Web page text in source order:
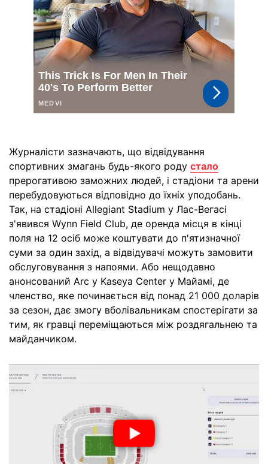
Журналісти зазначають, що відвідування
спортивних змагань будь-якого роду стало
прерогативою заможних людей, і стадіони та арени
перебудовуються відповідно до їхніх уподобань.
Так, на стадіоні Allegiant Stadium у Лас-Вегасі
з'явився Wynn Field Club, де оренда місця в кінці
поля на 12 осіб може коштувати до п'ятизначної
суми за один захід, а відвідувачі можуть замовити
обслуговування з напоями. Або нещодавно
анонсований Arc у Kaseya Center у Майамі, де
членство, яке починається від понад 21 000 доларів
за сезон, дає змогу вболівальникам спостерігати за
тим, як гравці переміщаються між роздягальнею та
майданчиком.